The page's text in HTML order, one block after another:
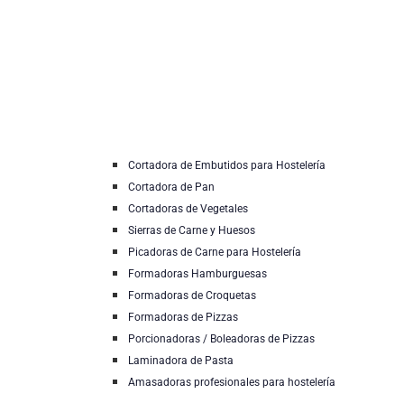
Cortadora de Embutidos para Hostelería
Cortadora de Pan
Cortadoras de Vegetales
Sierras de Carne y Huesos
Picadoras de Carne para Hostelería
Formadoras Hamburguesas
Formadoras de Croquetas
Formadoras de Pizzas
Porcionadoras / Boleadoras de Pizzas
Laminadora de Pasta
Amasadoras profesionales para hostelería